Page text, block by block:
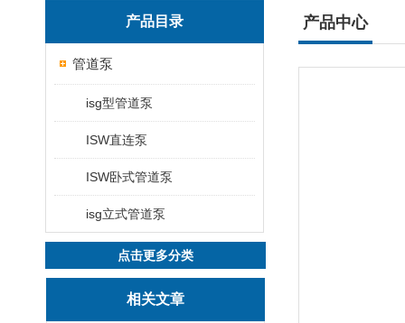
产品目录
管道泵
isg型管道泵
ISW直连泵
ISW卧式管道泵
isg立式管道泵
点击更多分类
相关文章
产品中心